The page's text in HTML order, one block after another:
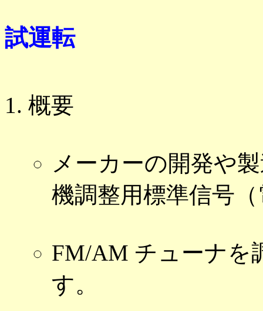
試運転
概要
メーカーの開発や
機調整用標準信号
FM/AM チューナを
す。